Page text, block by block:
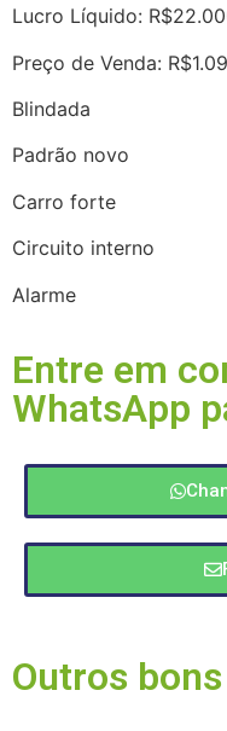
Lucro Líquido:
Preço de Venda:
Blindada
Padrão novo
Carro forte
Circuito interno
Alarme
Entre em
WhatsApp
Outros